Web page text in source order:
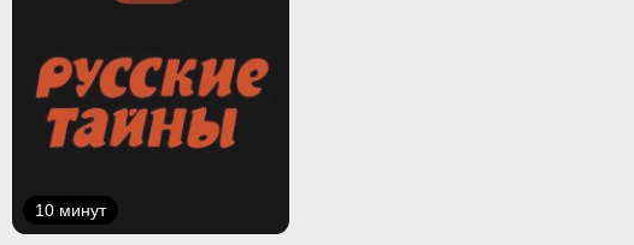
10 минут